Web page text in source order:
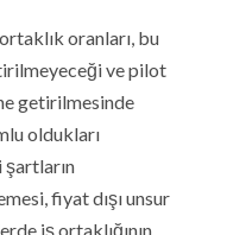
oranları, bu
ve pilot
getirilmesinde
oldukları
fiyat dışı unsur
iş ortaklığının